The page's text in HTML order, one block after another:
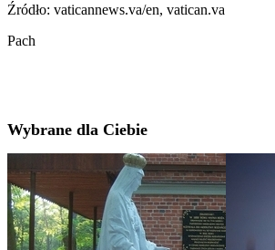
Źródło: vaticannews.va/en, vatican.va
Pach
Wybrane dla Ciebie